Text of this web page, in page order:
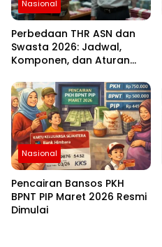
Nasional
Perbedaan THR ASN dan
Swasta 2026: Jadwal,
Komponen, dan Aturan
Nasional
Pencairan Bansos PKH
BPNT PIP Maret 2026 Resmi
Dimulai